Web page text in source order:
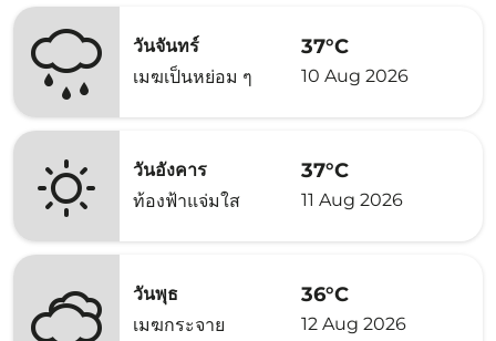
วันจันทร์
เมฆเป็นหย่อม ๆ
37°C
10 Aug 2026
วันอังคาร
ท้องฟ้าแจ่มใส
37°C
11 Aug 2026
วันพุธ
เมฆกระจาย
36°C
12 Aug 2026